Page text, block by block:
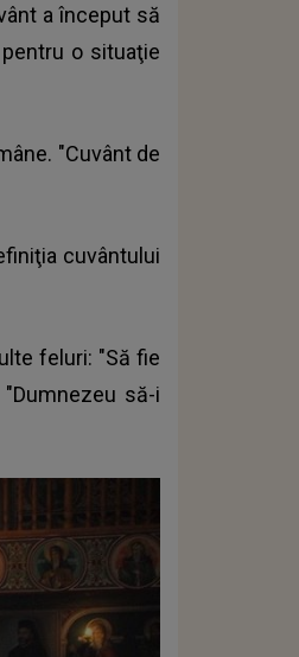
a început să
o situaţie
"Cuvânt de
cuvântului
feluri: "Să fie
să-i